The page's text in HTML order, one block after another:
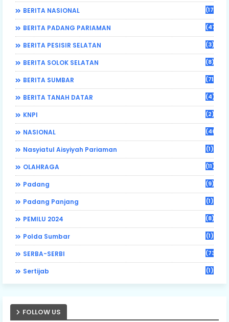
BERITA NASIONAL (17)
BERITA PADANG PARIAMAN (470)
BERITA PESISIR SELATAN (3)
BERITA SOLOK SELATAN (8)
BERITA SUMBAR (71)
BERITA TANAH DATAR (4)
KNPI (2)
NASIONAL (46)
Nasyiatul Aisyiyah Pariaman (1)
OLAHRAGA (11)
Padang (9)
Padang Panjang (1)
PEMILU 2024 (8)
Polda Sumbar (1)
SERBA-SERBI (73)
Sertijab (1)
FOLLOW US